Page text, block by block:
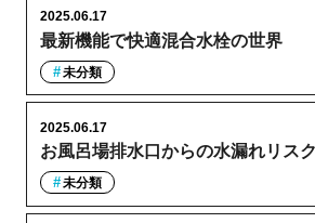
最新機能で快適混合水栓の世界
2025.06.17
未分類
お風呂場排水口からの水漏れリス
2025.06.17
未分類